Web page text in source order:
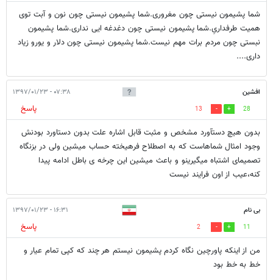
شما پشیمون نیستی چون مغروری.شما پشیمون نیستی چون نون و آبت توی
همیت طرفداریِ.شما پشیمون نیستی چون دغدغه ایی نداری.شما پشیمون
نبستی چون مردم برات مهم نیست.شما پشیمون نیستی چون دلار و یورو زیاد
داری....
افشین ۰۷:۳۸ - ۱۳۹۷/۰۱/۲۳
28
13
پاسخ
بدون هيچ دستآورد مشخص و مثبت قابل اشاره علت بدون دستاورد بودنش
وجود امثال شماهاست که به اصطلاح فرهیخته حساب میشین ولی در بزنگاه
تصمیمای اشتباه میگیرینو و باعث میشین این چرخه ی باطل ادامه پیدا
کنه،عیب از اون فرایند نیست
بی نام ۱۶:۳۱ - ۱۳۹۷/۰۱/۲۳
11
2
پاسخ
من از اینکه پاورچین نگاه کردم پشیمون نیستم هر چند که کپی تمام عیار و
خط به خط بود